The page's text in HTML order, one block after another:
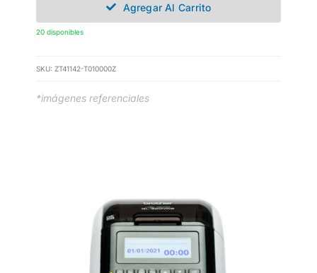
Agregar Al Carrito
20 disponibles
SKU: ZT41142-T010000Z
*imágenes referenciales